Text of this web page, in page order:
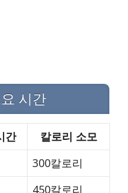
시간
간
칼로리 소모
300칼로리
450칼로리